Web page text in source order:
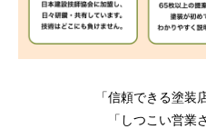
「信頼できる塗装
「しつこい営業